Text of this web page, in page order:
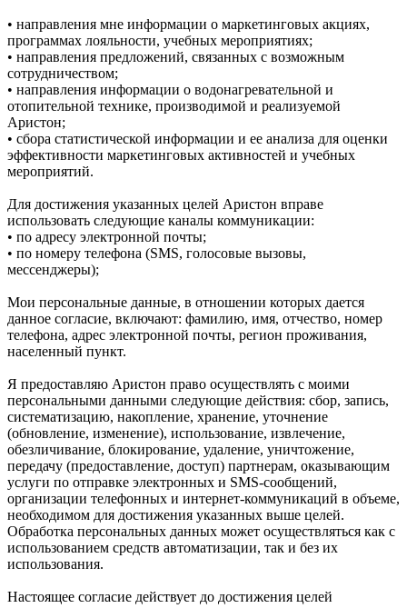
• направления мне информации о маркетинговых акциях,
программах лояльности, учебных мероприятиях;
• направления предложений, связанных с возможным
сотрудничеством;
• направления информации о водонагревательной и
отопительной технике, производимой и реализуемой
Аристон;
• сбора статистической информации и ее анализа для оценки
эффективности маркетинговых активностей и учебных
мероприятий.
Для достижения указанных целей Аристон вправе
использовать следующие каналы коммуникации:
• по адресу электронной почты;
• по номеру телефона (SMS, голосовые вызовы,
мессенджеры);
Мои персональные данные, в отношении которых дается
данное согласие, включают: фамилию, имя, отчество, номер
телефона, адрес электронной почты, регион проживания,
населенный пункт.
Я предоставляю Аристон право осуществлять с моими
персональными данными следующие действия: сбор, запись,
систематизацию, накопление, хранение, уточнение
(обновление, изменение), использование, извлечение,
обезличивание, блокирование, удаление, уничтожение,
передачу (предоставление, доступ) партнерам, оказывающим
услуги по отправке электронных и SMS‑сообщений,
организации телефонных и интернет‑коммуникаций в объеме,
необходимом для достижения указанных выше целей.
Обработка персональных данных может осуществляться как с
использованием средств автоматизации, так и без их
использования.
Настоящее согласие действует до достижения целей